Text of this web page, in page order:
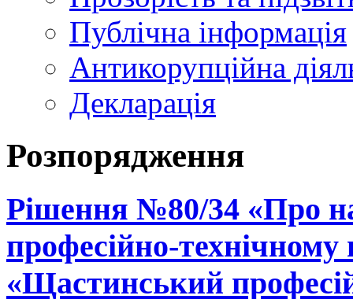
Публічна інформація
Антикорупційна
Декларація
Розпорядження
Рішення №80/34 «Про
професійно-
«Щастинський